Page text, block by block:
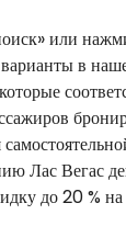
или
в
Лас Вегас
до 20 %